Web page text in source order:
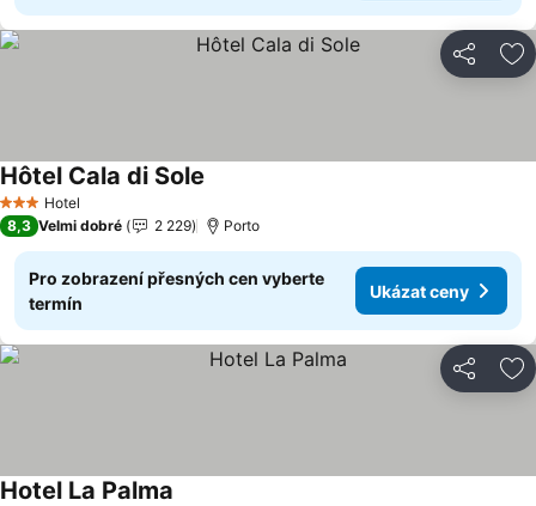
Sdílet
3 Počet hvězdiček
Hotel
Hôtel Cala di Sole
8,3 Velmi dobré 2 229 Porto
Pro zobrazení přesných cen vyberte
termín
Ukázat ceny
Sdílet
Hotel La Palma